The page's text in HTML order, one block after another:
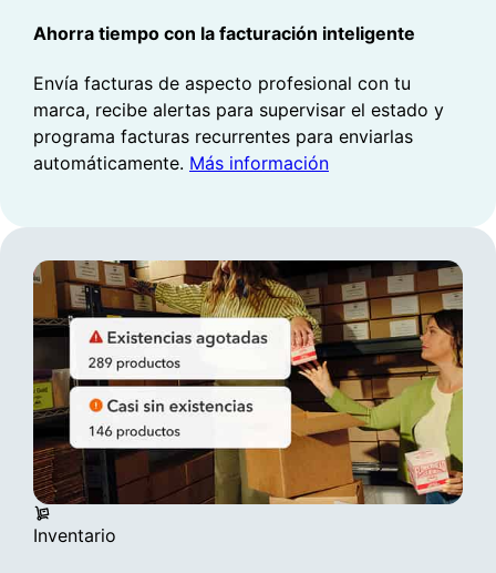
ADMINISTRACIÓN DE PROYECTOS
maximizar las ganancias. La IA de Intuit
completa previamente los detalles clave y
realiza el seguimiento de las métricas
específicas del sector para ahorrar trabajo
manual por adelantado.**Más información
Ahorra tiempo con la facturación inteligente
Envía facturas de aspecto profesional con tu
marca, recibe alertas para supervisar el estado y
programa facturas recurrentes para enviarlas
automáticamente. Más información
Inventario